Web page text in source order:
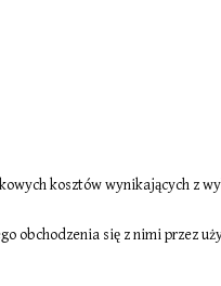
kosztów wynikających z
obchodzenia się z nimi przez